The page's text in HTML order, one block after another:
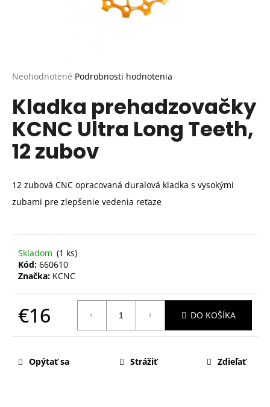
Priemerné
produktu
je
0,0
5
hviezdičiek.
Neohodnotené Podrobnosti hodnotenia
Kladka prehadzovačky
KCNC Ultra Long Teeth,
12 zubov
12 zubová CNC opracovaná duralová kladka s vysokými
zubami pre zlepšenie vedenia reťaze
Skladom (1 ks)
Kód: 660610
Značka: KCNC
€16 DO KOŠÍKA
Opýtať sa Strážiť Zdieľať